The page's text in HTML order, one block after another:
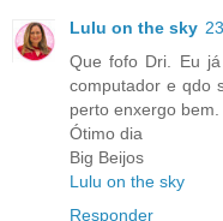
Lulu on the sky
Que fofo Dri. Eu
computador e qdo
perto enxergo bem.
Ótimo dia
Big Beijos
Lulu on the sky
Responder